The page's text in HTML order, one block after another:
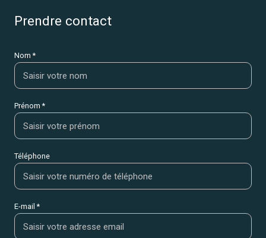
prendre contact
Nom *
Prénom *
Téléphone
E-mail *